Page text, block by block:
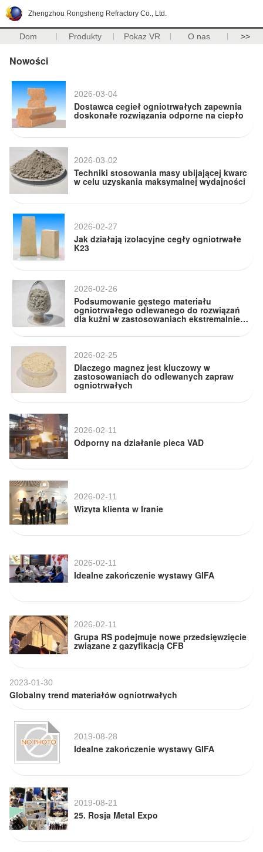
Zhengzhou Rongsheng Refractory Co., Ltd.
Dom Produkty Pokaz VR O nas >>
Nowości
2026-03-04
Dostawca cegieł ogniotrwałych zapewnia
doskonałe rozwiązania odporne na ciepło
2026-03-02
Techniki stosowania masy ubijającej kwarc
w celu uzyskania maksymalnej wydajności
2026-02-27
Jak działają izolacyjne cegły ogniotrwałe
K23
2026-02-26
Podsumowanie gęstego materiału
ogniotrwałego odlewanego do rozwiązań
dla kuźni w zastosowaniach ekstremalnie
2026-02-25
Dlaczego magnez jest kluczowy w
zastosowaniach do odlewanych zapraw
ogniotrwałych
2026-02-11
Odporny na działanie pieca VAD
2026-02-11
Wizyta klienta w Iranie
2026-02-11
Idealne zakończenie wystawy GIFA
2026-02-11
Grupa RS podejmuje nowe przedsięwzięcie
związane z gazyfikacją CFB
2023-01-30
Globalny trend materiałów ogniotrwałych
2019-08-28
Idealne zakończenie wystawy GIFA
2019-08-21
25. Rosja Metal Expo